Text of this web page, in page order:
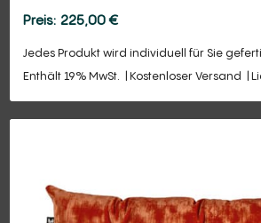
225,00€
Jedes Produkt wird individuell für Sie
Enthält 19% MwSt.
Kostenloser Versand